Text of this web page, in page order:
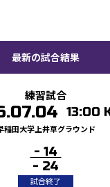
最新の試合結果
練習試合
13:00
稲田大学上井草グラウンド
- 14
- 24
試合終了